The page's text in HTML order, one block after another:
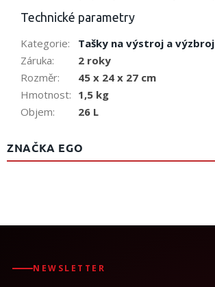
Technické parametry
Kategorie:
Tašky na výstroj a výzbroj
Záruka:
2 roky
Rozměr:
45 x 24 x 27 cm
Hmotnost: 1,5 kg
Objem: 26 L
ZNAČKA EGO
NEWSLETTER